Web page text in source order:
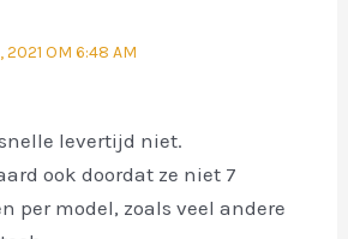
2021 OM 6:48 AM
levertijd niet.
ook doordat ze niet 7
per model, zoals veel andere